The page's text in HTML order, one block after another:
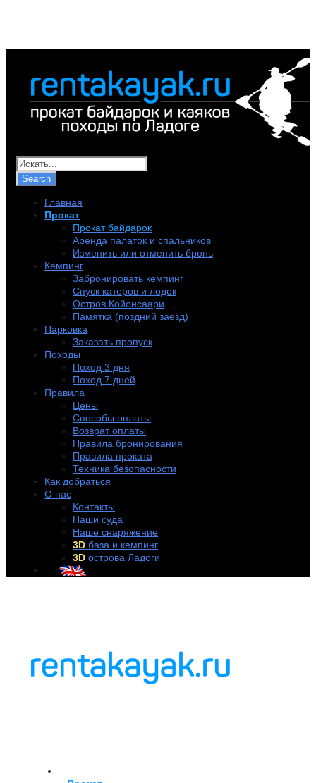
Главная
Прокат
Прокат байдарок
Аренда палаток и спальников
Изменить или отменить бронь
Кемпинг
Забронировать кемпинг
Спуск катеров и лодок
Остров Койонсаари
Памятка (поздний заезд)
Парковка
Заказать пропуск
Походы
Поход 3 дня
Поход 7 дней
Правила
Цены
Способы оплаты
Возврат оплаты
Правила бронирования
Правила проката
Техника безопасности
Как добраться
О нас
Контакты
Наши суда
Наше снаряжение
3D база и кемпинг
3D острова Ладоги